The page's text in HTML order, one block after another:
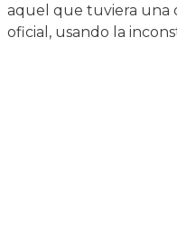
aquel que tuviera una
oficial, usando la